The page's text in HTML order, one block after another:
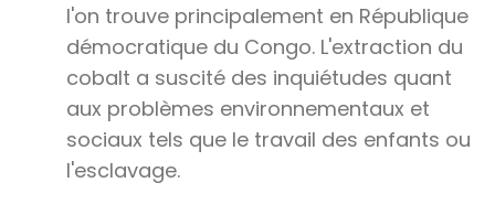
l'on trouve principalement en République
démocratique du Congo. L'extraction du
cobalt a suscité des inquiétudes quant
aux problèmes environnementaux et
sociaux tels que le travail des enfants ou
l'esclavage.